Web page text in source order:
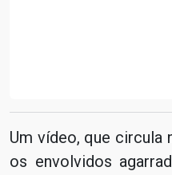
Um vídeo, que circula
os envolvidos